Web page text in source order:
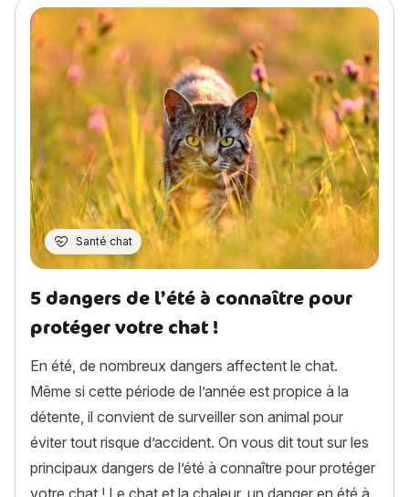
Santé chat
5 dangers de l’été à connaître pour
protéger votre chat !
En été, de nombreux dangers affectent le chat.
Même si cette période de l’année est propice à la
détente, il convient de surveiller son animal pour
éviter tout risque d’accident. On vous dit tout sur les
principaux dangers de l’été à connaître pour protéger
votre chat ! Le chat et la chaleur, un danger en été à